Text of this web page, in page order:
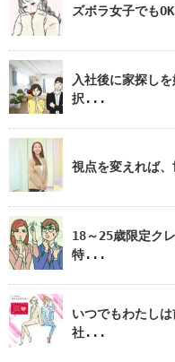
ズボラ女子でも
入社後に家探し
択...
視点を変えれば
18～25歳限定ク
特...
いつでもわたし
社...